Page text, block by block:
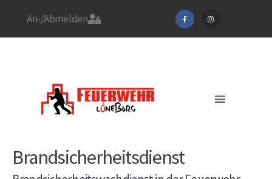
An-/Abmelden
Brandsicherheitsdienst